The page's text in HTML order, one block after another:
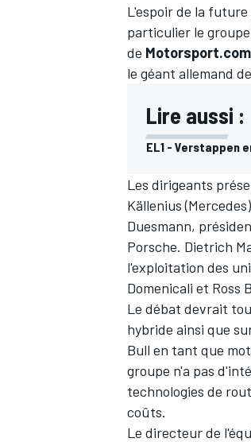
L'espoir de la
particulier le
de Motorsport.com
le géant allemand
Lire aussi :
EL1 -
Les dirigeants
Källenius
Duesmann,
Porsche. Dietrich
l'exploitation des
Domenicali et Ross
Le débat devrait
hybride ainsi que
Bull en tant que
groupe n'a pas
technologies de
coûts.
Le directeur de